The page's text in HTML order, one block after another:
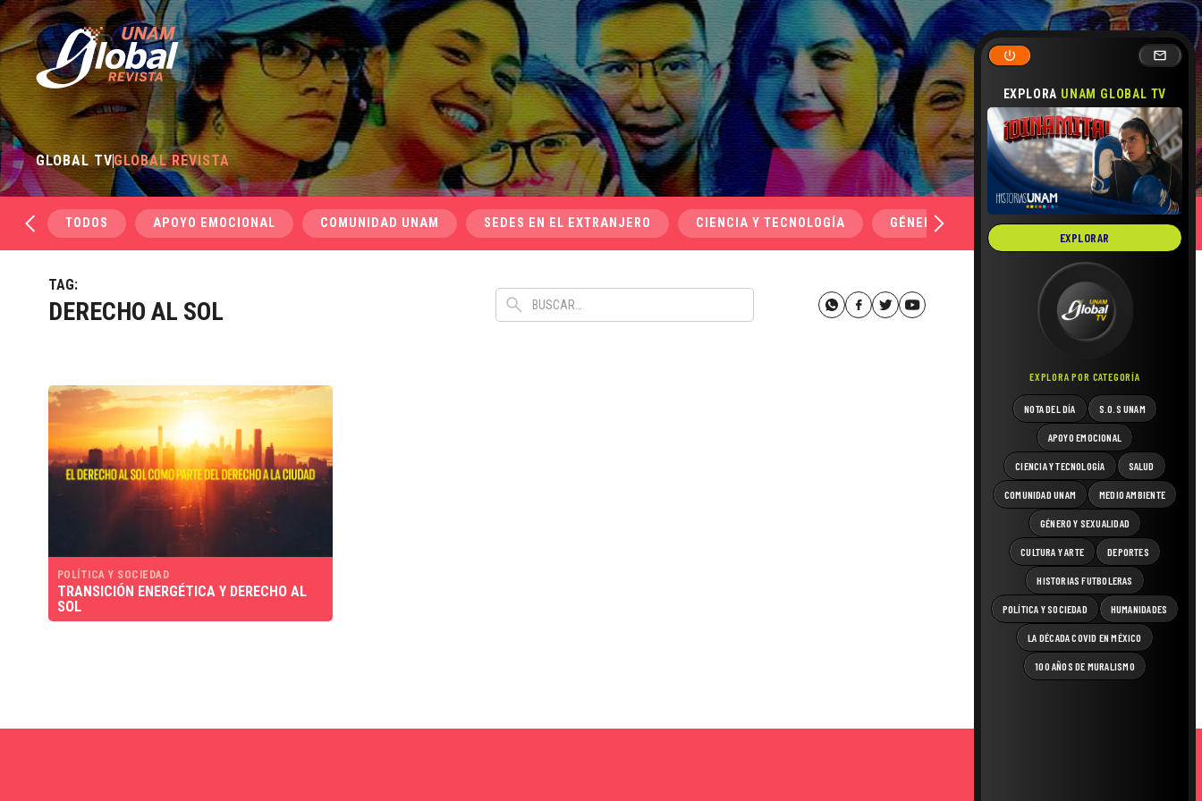
EXPLORA UNAM GLOBAL TV
EXPLORAR
EXPLORA POR CATEGORÍA
NOTA DEL DÍA S.O.S UNAM
APOYO EMOCIONAL
CIENCIA Y TECNOLOGÍA SALUD
COMUNIDAD UNAM MEDIO AMBIENTE
GÉNERO Y SEXUALIDAD
CULTURA Y ARTE DEPORTES
HISTORIAS FUTBOLERAS
POLÍTICA Y SOCIEDAD HUMANIDADES
LA DÉCADA COVID EN MÉXICO
100 AÑOS DE MURALISMO
GLOBAL TVGLOBAL REVISTA
TODOS APOYO EMOCIONAL COMUNIDAD UNAM SEDES EN EL EXTRANJERO CIENCIA Y TECNOLOGÍA GÉNERO Y SEXUALIDAD SALUD
TAG:
DERECHO AL SOL
POLÍTICA Y SOCIEDAD
TRANSICIÓN ENERGÉTICA Y DERECHO AL
SOL